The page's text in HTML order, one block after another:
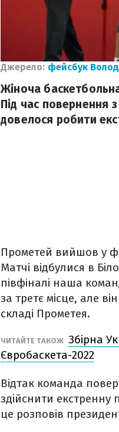
Джерело: фейсбук
Жіноча
Під час повернення
довелося робити
Прометей вийшов у
Матчі відбулися в
півфіналі наша
за третє місце, але
складі Прометея.
ЧИТАЙТЕ ТАКОЖ Збірна
Євробаскета-2022
Відтак команда
здійснити екстренну
це розповів